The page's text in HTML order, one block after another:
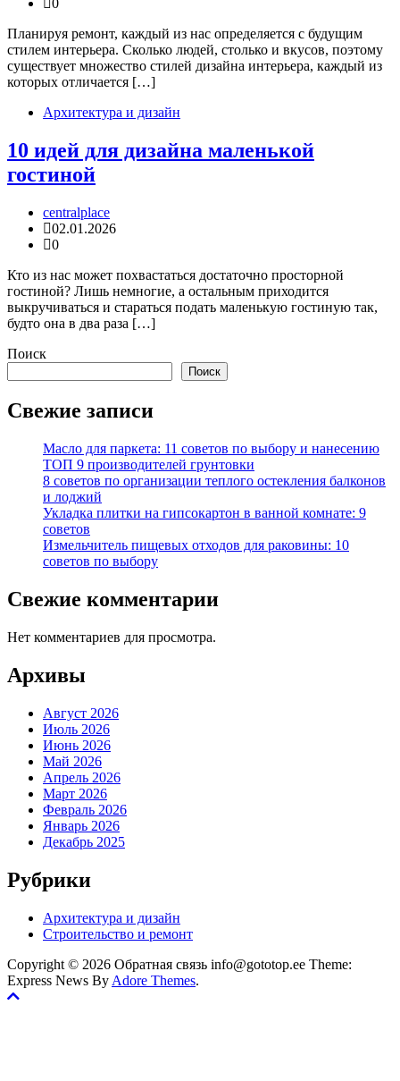
0
Планируя ремонт, каждый из нас определяется с будущим
стилем интерьера. Сколько людей, столько и вкусов, поэтому
существует множество стилей дизайна интерьера, каждый из
которых отличается […]
Архитектура и дизайн
10 идей для дизайна маленькой
гостиной
centralplace
02.01.2026
0
Кто из нас может похвастаться достаточно просторной
гостиной? Лишь немногие, а остальным приходится
выкручиваться и стараться подать маленькую гостиную так,
будто она в два раза […]
Поиск
Поиск
Свежие записи
Масло для паркета: 11 советов по выбору и нанесению
ТОП 9 производителей грунтовки
8 советов по организации теплого остекления балконов
и лоджий
Укладка плитки на гипсокартон в ванной комнате: 9
советов
Измельчитель пищевых отходов для раковины: 10
советов по выбору
Свежие комментарии
Нет комментариев для просмотра.
Архивы
Август 2026
Июль 2026
Июнь 2026
Май 2026
Апрель 2026
Март 2026
Февраль 2026
Январь 2026
Декабрь 2025
Рубрики
Архитектура и дизайн
Строительство и ремонт
Copyright © 2026 Обратная связь info@gototop.ee Theme:
Express News By Adore Themes.